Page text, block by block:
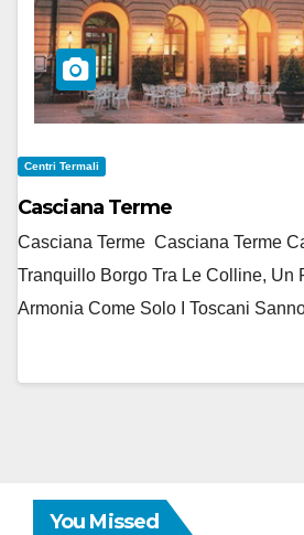
Centri Termali
Casciana Terme
Casciana Terme Casciana Terme
Tranquillo Borgo Tra Le Colline, Un
Armonia Come Solo I Toscani
You Missed